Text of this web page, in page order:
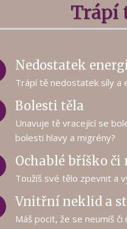
Trápí
Nedostatek
Trápí tě nedostatek síly a
Bolesti těla
Unavuje tě vracející se
bolesti hlavy a migrény?
Ochablé bříško či
Toužíš své tělo zpevnit a
Vnitřní neklid a
Máš pocit, že se neumíš